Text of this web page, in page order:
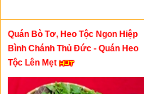
Quán Bò Tơ, Heo Tộc Ngon Hiệp
Bình Chánh Thủ Đức - Quán Heo
Tộc Lên Mẹt